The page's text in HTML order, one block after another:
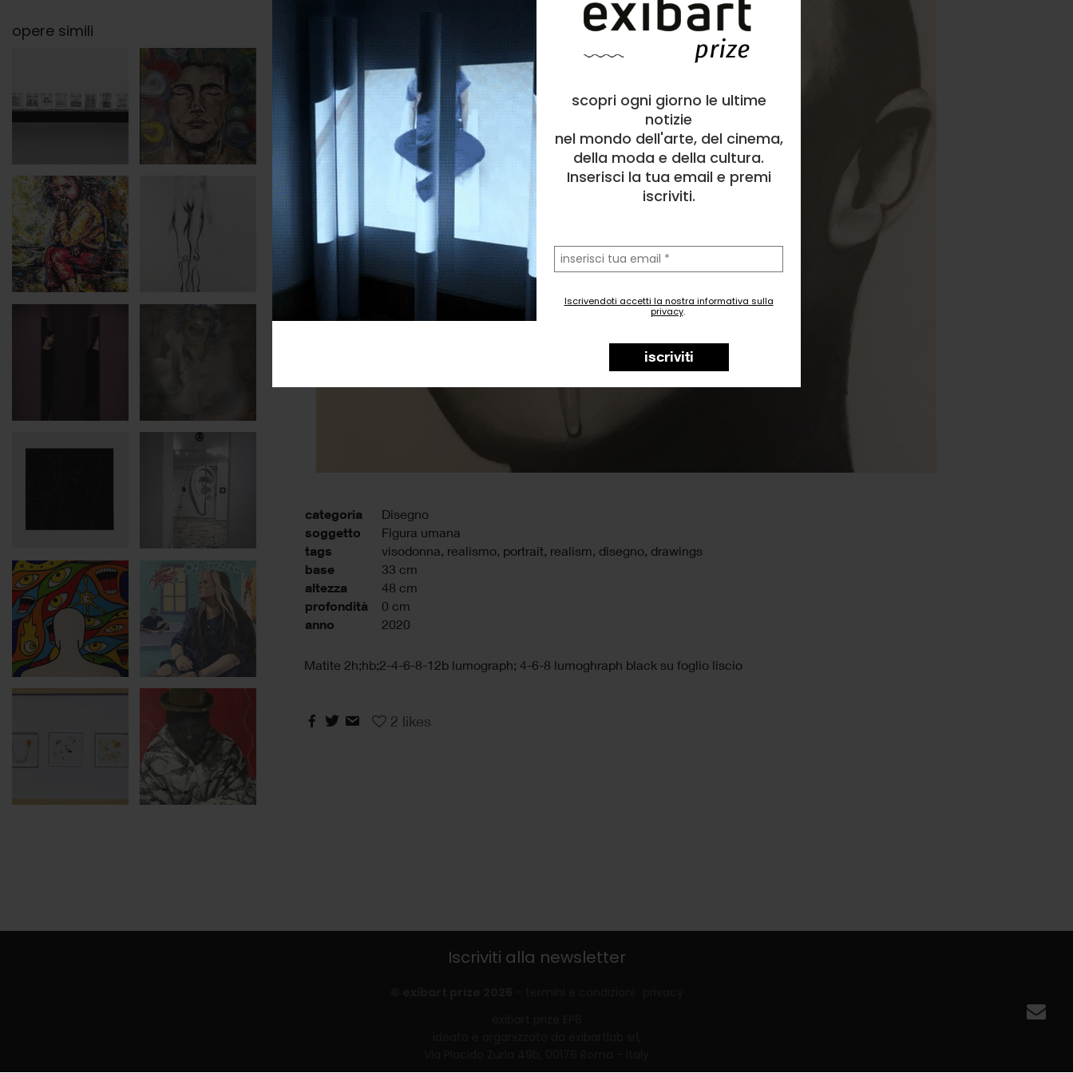
scopri ogni giorno le ultime
notizie
nel mondo dell'arte, del cinema,
della moda e della cultura.
Inserisci la tua email e premi
iscriviti.
la
tua
email
Iscrivendoti accetti la nostra informativa sulla
privacy.
iscriviti
categoria Disegno
soggetto Figura umana
tags visodonna, realismo, portrait, realism, disegno, drawings
base 33 cm
altezza 48 cm
profondità 0 cm
anno 2020
Matite 2h;hb;2-4-6-8-12b lumograph; 4-6-8 lumoghraph black su foglio liscio
2 likes
opere simili
Iscriviti alla newsletter